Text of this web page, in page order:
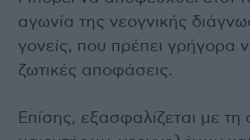
αγωνία της νεογνικής
γονείς, που πρέπει γρήγορα
ζωτικές αποφάσεις.
Επίσης, εξασφαλίζεται με